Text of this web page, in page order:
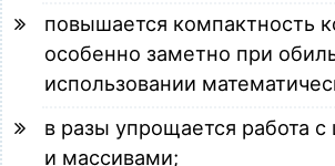
повышается компактность
особенно заметно при
использовании
в разы упрощается работа
и массивами;